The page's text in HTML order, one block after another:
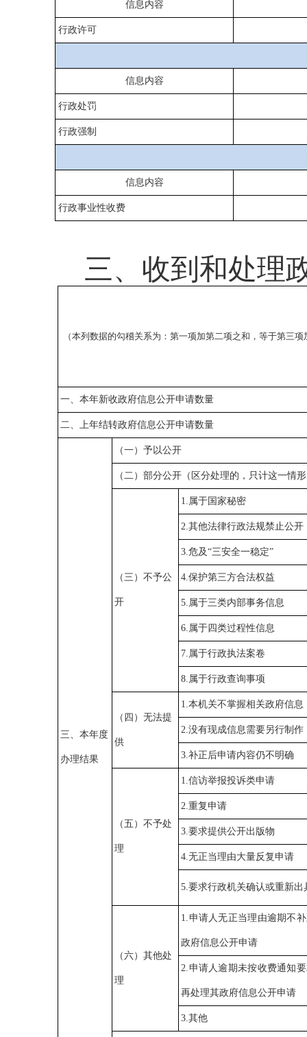
信息内容
行政许可
信息内容
行政处罚
行政强制
信息内容
行政事业性收费
三、收到和处理
（本列数据的勾稽关系为：第一项加第二项之和，等于第三
一、本年新收政府信息公开申请数量
二、上年结转政府信息公开申请数量
三、本年度
办理结果
（一）予以公开
（二）部分公开（区分处理的，只计这一情
（三）不予公
开
1.属于国家秘密
2.其他法律行政法规禁止公开
3.危及“三安全一稳定”
4.保护第三方合法权益
5.属于三类内部事务信息
6.属于四类过程性信息
7.属于行政执法案卷
8.属于行政查询事项
（四）无法提
供
1.本机关不掌握相关政府信息
2.没有现成信息需要另行制作
3.补正后申请内容仍不明确
（五）不予处
理
1.信访举报投诉类申请
2.重复申请
3.要求提供公开出版物
4.无正当理由大量反复申请
5.要求行政机关确认或重新出
（六）其他处
理
1.申请人无正当理由逾期不
政府信息公开申请
2.申请人逾期未按收费通知
再处理其政府信息公开申请
3.其他